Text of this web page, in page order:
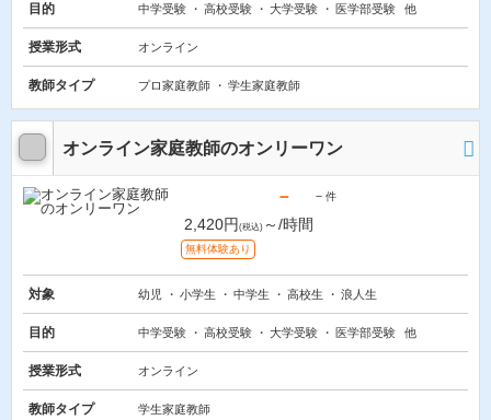
目的 中学受験 高校受験 大学受験 医学部受験 他
授業形式 オンライン
教師タイプ プロ家庭教師 学生家庭教師
オンライン家庭教師のオンリーワン
－ － 件
2,420円 (税込) ～/時間
無料体験あり
対象 幼児 小学生 中学生 高校生 浪人生
目的 中学受験 高校受験 大学受験 医学部受験 他
授業形式 オンライン
教師タイプ 学生家庭教師